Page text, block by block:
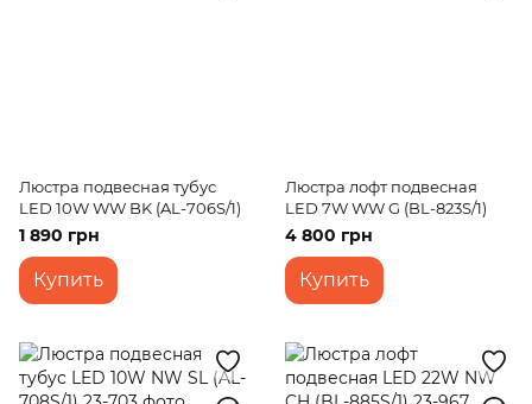
Люстра подвесная тубус
LED 10W WW BK (AL-706S/1)
1 890 грн
Купить
Люстра лофт подвесная
LED 7W WW G (BL-823S/1)
4 800 грн
Купить